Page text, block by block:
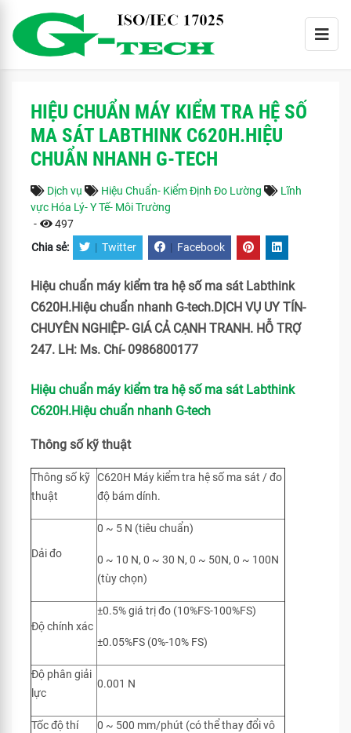
HIỆU CHUẨN MÁY KIỂM TRA HỆ SỐ
MA SÁT LABTHINK C620H.HIỆU
CHUẨN NHANH G-TECH
Dịch vụ Hiệu Chuẩn- Kiểm Định Đo Lường
Lĩnh
vực Hóa Lý- Y Tế- Môi Trường
-
497
Chia sẻ: | Twitter | Facebook
Hiệu chuẩn máy kiểm tra hệ số ma sát Labthink
C620H.Hiệu chuẩn nhanh G-tech.DỊCH VỤ UY TÍN-
CHUYÊN NGHIỆP- GIÁ CẢ CẠNH TRANH. HỖ TRỢ
247. LH: Ms. Chí- 0986800177
Hiệu chuẩn máy kiểm tra hệ số ma sát Labthink
C620H.Hiệu chuẩn nhanh G-tech
Thông số kỹ thuật
Thông số kỹ
thuật
C620H Máy kiểm tra hệ số ma sát / đo
độ bám dính.
Dải đo
0 ~ 5 N (tiêu chuẩn)
0 ~ 10 N, 0 ~ 30 N, 0 ~ 50N, 0 ~ 100N
(tùy chọn)
Độ chính xác
±0.5% giá trị đo (10%FS-100%FS)
±0.05%FS (0%-10% FS)
Độ phân giải
lực
0.001 N
Tốc độ thí
0 ~ 500 mm/phút (có thể thay đổi vô